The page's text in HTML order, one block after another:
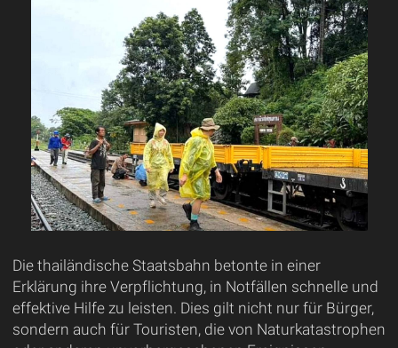
Die thailändische Staatsbahn betonte in einer
Erklärung ihre Verpflichtung, in Notfällen schnelle und
effektive Hilfe zu leisten. Dies gilt nicht nur für Bürger,
sondern auch für Touristen, die von Naturkatastrophen